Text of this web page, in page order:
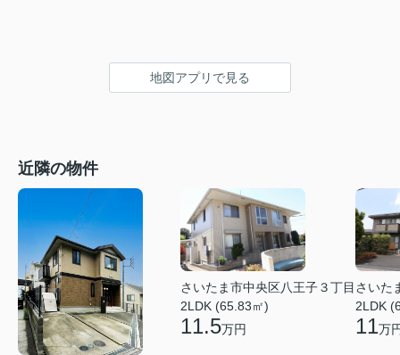
地図アプリで見る
近隣の物件
さいたま市中央区八王子３丁目
2LDK (65.83㎡)
11.5万円
さいた
2LDK
11万